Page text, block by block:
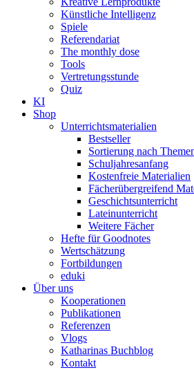
Künstliche Intelligenz
Spiele
Referendariat
The monthly dose
Tools
Vertretungsstunde
Quiz
KI
Shop
Unterrichtsmaterialien
Bestseller
Sortierung nach
Schuljahresanfang
Kostenfreie Materialien
Fächerübergreifend
Geschichtsunterricht
Lateinunterricht
Weitere Fächer
Hefte für Goodnotes
Wertschätzung
Fortbildungen
eduki
Über uns
Kooperationen
Publikationen
Referenzen
Vlogs
Katharinas Buchblog
Kontakt